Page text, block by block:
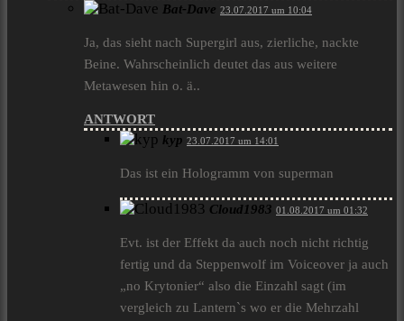
Bat-Dave 23.07.2017 um 10:04
Ja, das sieht nach Supergirl aus, zierliche, nackte
Beine. Wahrscheinlich deutet das aus weitere
Metawesen hin o. ä..
ANTWORT
kyp 23.07.2017 um 14:01
Das ist ein Hologramm von superman
Cloud1983 01.08.2017 um 01:32
Evt. ist der Effekt da auch noch nicht richtig
fertig und da Steppenwolf im Voiceover ja auch
„no Krytonier“ also die Einzahl sagt (im
vergleich zu Lantern`s wo er die Mehrzahl